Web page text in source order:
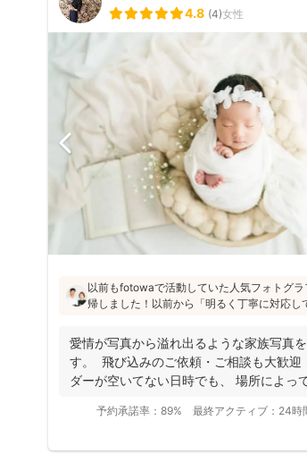
4.8 (4)女性
以前もfotowaで活動していた人気フォトグラ
帰しました！以前から「明るく丁寧に対応し
と好評です♪特にニューボーンフォトは様々な
し、クオリティ高いお写真をお届けされてい
愛情が写真から溢れ出るような家族写真
す。 飛び込みのご依頼・ご相談も大歓迎
ダーが空いてない日時でも、 場所によっ
予約承諾率： 89% 最終アクティブ： 24時